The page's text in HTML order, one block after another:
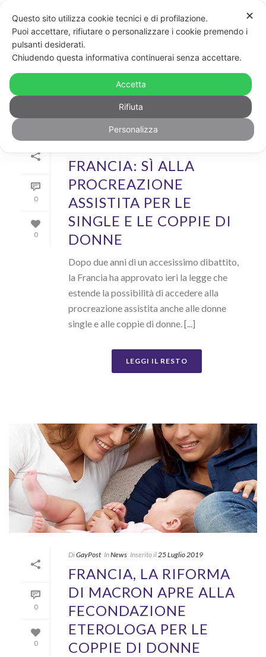
ARCHIVIO
Archivi Tag per: "procreazione assistita"
0
0
FRANCIA: SÌ ALLA
PROCREAZIONE
ASSISTITA PER LE
SINGLE E LE COPPIE DI
DONNE
Dopo due anni di un accesissimo dibattito,
la Francia ha approvato ieri la legge che
estende la possibilità di accedere alla
procreazione assistita anche alle donne
single e alle coppie di donne. [...]
LEGGI IL RESTO
0
0
DiGayPost InNews Inserito il25 Luglio 2019
FRANCIA, LA RIFORMA
DI MACRON APRE ALLA
FECONDAZIONE
ETEROLOGA PER LE
COPPIE DI DONNE
✕
Questo sito utilizza cookie tecnici e di profilazione.
Puoi accettare, rifiutare o personalizzare i cookie premendo i
pulsanti desiderati.
Chiudendo questa informativa continuerai senza accettare.
Accetta
Rifiuta
Personalizza